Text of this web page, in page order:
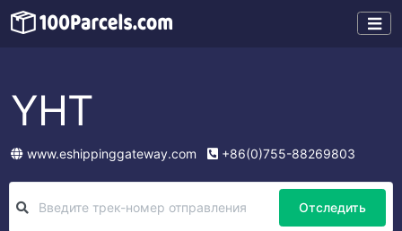
YHT
www.eshippinggateway.com +86(0)755-88269803
Отследить